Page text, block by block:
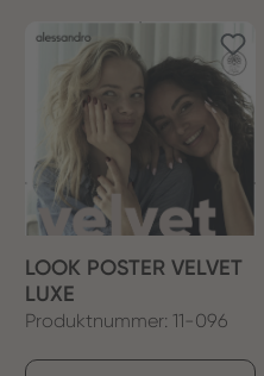
LOOK POSTER VELVET
LUXE
Produktnummer: 11-096